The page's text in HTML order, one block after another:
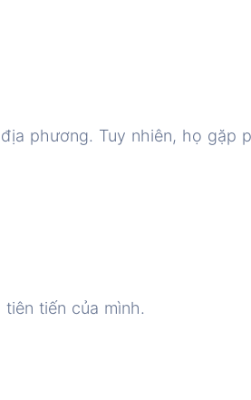
phương. Tuy nhiên, họ gặp
tiến của mình.